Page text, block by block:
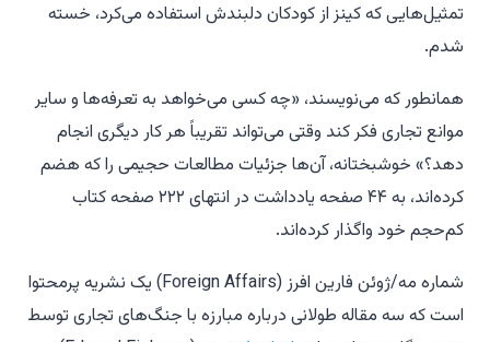
تمثیل‌هایی که کینز از کودکان دلبندش استفاده می‌کرد، خسته
شدم.
همانطور که می‌نویسند، «چه کسی می‌خواهد به تعرفه‌ها و سایر
موانع تجاری فکر کند وقتی می‌تواند تقریباً هر کار دیگری انجام
دهد؟» خوشبختانه، آن‌ها جزئیات مطالعات حجیمی را که هضم
کرده‌اند، به ۴۴ صفحه یادداشت در انتهای ۲۲۲ صفحه کتاب
کم‌حجم خود واگذار کرده‌اند.
شماره مه/ژوئن فارین افرز
(Foreign Affairs) یک نشریه پرمحتوا
است که سه مقاله طولانی درباره مبارزه با جنگ‌های تجاری توسط